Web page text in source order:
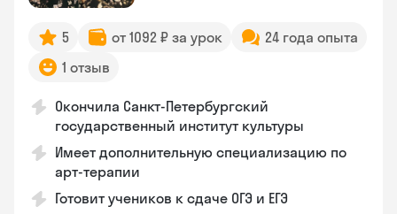
5 от 1092 ₽ за урок
24 года опыта
1 отзыв
Окончила Санкт-Петербургский
государственный институт культуры
Имеет дополнительную специализацию по
арт-терапии
Готовит учеников к сдаче ОГЭ и ЕГЭ